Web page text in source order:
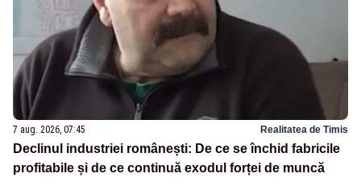
7 aug. 2026, 07:45 Realitatea de Timis
Declinul industriei românești: De ce se închid fabricile
profitabile și de ce continuă exodul forței de muncă